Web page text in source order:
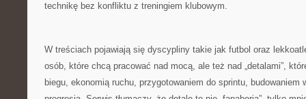
technikę bez konfliktu z treningiem klubowym.
W treściach pojawiają się dyscypliny takie jak futbol oraz
osób, które chcą pracować nad mocą, ale też nad „detalami”,
biegu, ekonomią ruchu, przygotowaniem do sprintu, budowaniem